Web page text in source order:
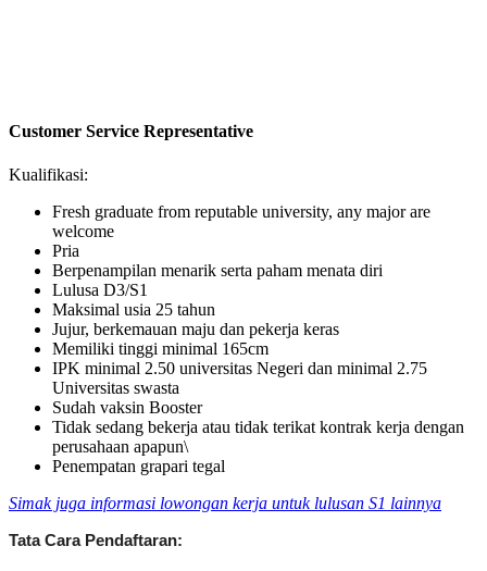
Customer Service Representative
Kualifikasi:
Fresh graduate from reputable university, any major are
welcome
Pria
Berpenampilan menarik serta paham menata diri
Lulusa D3/S1
Maksimal usia 25 tahun
Jujur, berkemauan maju dan pekerja keras
Memiliki tinggi minimal 165cm
IPK minimal 2.50 universitas Negeri dan minimal 2.75
Universitas swasta
Sudah vaksin Booster
Tidak sedang bekerja atau tidak terikat kontrak kerja dengan
perusahaan apapun\
Penempatan grapari tegal
Simak juga informasi lowongan kerja untuk lulusan S1 lainnya
Tata Cara Pendaftaran: